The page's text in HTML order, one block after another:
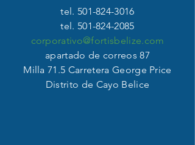
tel. 501-824-3016
tel. 501-824-2085
corporativo@fortisbelize.com
apartado de correos 87
Milla 71.5 Carretera George Price
Distrito de Cayo Belice